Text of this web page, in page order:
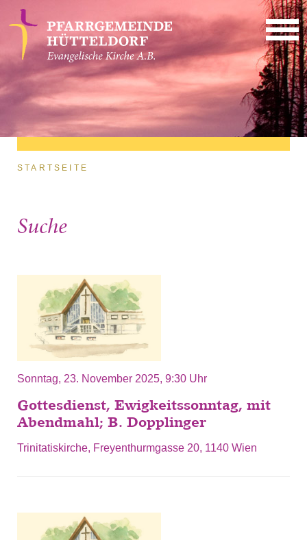
Direkt zum Inhalt
Sie sind hier
STARTSEITE
Suche
Sonntag, 23. November 2025, 9:30 Uhr
Gottesdienst, Ewigkeitssonntag, mit
Abendmahl; B. Dopplinger
Trinitatiskirche, Freyenthurmgasse 20, 1140 Wien